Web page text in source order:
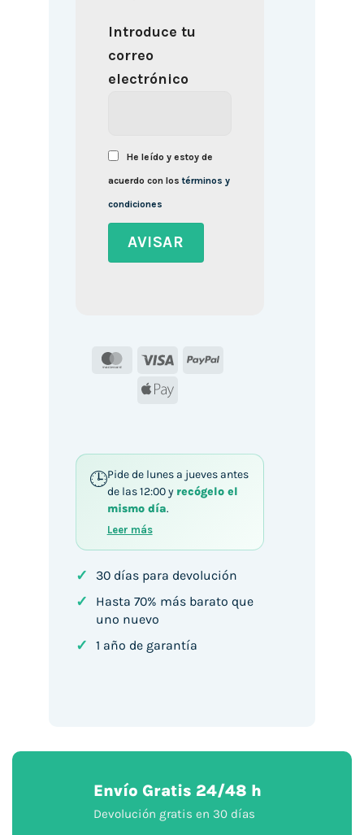
Introduce tu
correo
electrónico
He leído y estoy de
acuerdo con lostérminos y
condiciones
MasterCard
Visa
PayPal
Apple
Pide de lunes a jueves antes
de las 12:00 y recógelo el
mismo día.
Leer más
✓ 30 días para devolución
✓
Hasta 70% más barato que
uno nuevo
✓ 1 año de garantía
Envío Gratis 24/48 h
Devolución gratis en 30 días